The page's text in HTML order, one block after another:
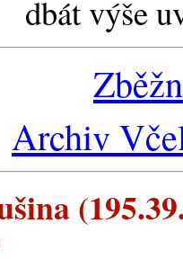
dbát výše
Archiv